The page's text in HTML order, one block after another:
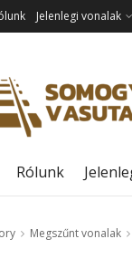
Jelenlegi vonalak
Rólunk
Megszűnt vonalak